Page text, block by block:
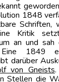
1848
Schriften,
Kritik
an und
1849
darüber
von Gneists
Stellen die